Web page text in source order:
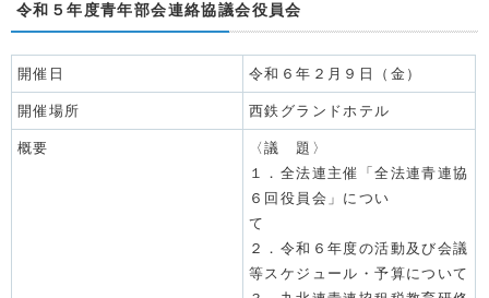
令和５年度青年部会連絡協議会役員会
開催日 令和６年２月９日（金）
開催場所 西鉄グランドホテル
概要
〈議 題〉
１．全法連主催「全法連青連協
６回役員会」につい
て
２．令和６年度の活動及び会議
等スケジュール・予算について